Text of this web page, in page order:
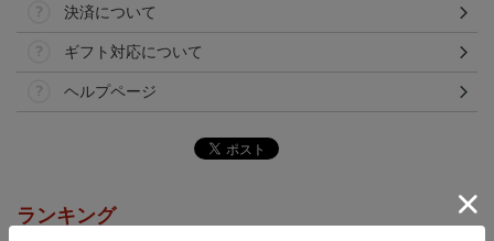
決済について
ギフト対応について
ヘルプページ
ランキング